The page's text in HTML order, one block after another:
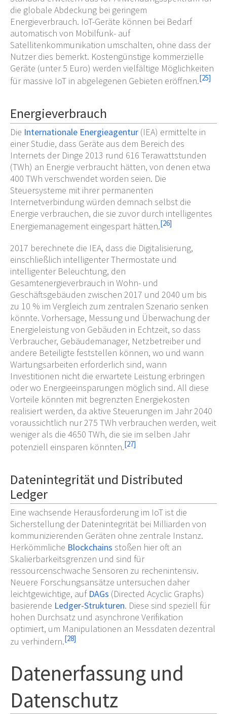
die globale Abdeckung bei geringem
Energieverbrauch. IoT-Geräte können bei Bedarf
automatisch von Mobilfunk- auf
Satellitenkommunikation umschalten, ohne dass der
Nutzer dies bemerkt. Kostengünstige kommerzielle
Geräte (unter 5 Euro) werden vielfältige Möglichkeiten
für massive IoT in abgelegenen Gebieten eröffnen.[25]
Energieverbrauch
Die Internationale Energieagentur (IEA) ermittelte in
einer Studie, dass Geräte aus dem Bereich des
Internets der Dinge 2013 rund 616 Terawattstunden
(TWh) an Energie verbraucht hätten, von denen etwa
400 TWh verschwendet worden seien. Die
Steuersysteme mit ihrer permanenten
Internetverbindung würden demnach selbst die
Energie verbrauchen, die sie zuvor durch intelligentes
Energiemanagement eingespart hätten.[26]
2017 berechnete die IEA, dass die Digitalisierung,
einschließlich intelligenter Thermostate und
intelligenter Beleuchtung, den
Gesamtenergieverbrauch in Wohn- und
Geschäftsgebäuden zwischen 2017 und 2040 um bis
zu 10 % im Vergleich zum zentralen Szenario senken
könnte. Vorhersage, Messung und Überwachung der
Energieleistung von Gebäuden in Echtzeit, so dass
Verbraucher, Gebäudemanager, Netzbetreiber und
andere Beteiligte feststellen können, wo und wann
Wartungsarbeiten erforderlich sind, wann
Investitionen nicht die erwartete Leistung erbringen
oder wo Energieeinsparungen möglich sind. All diese
Vorteile könnten mit begrenzten Energiekosten
realisiert werden, da aktive Steuerungen im Jahr 2040
voraussichtlich nur 275 TWh verbrauchen werden, weit
weniger als die 4650 TWh, die sie im selben Jahr
potenziell einsparen könnten.[27]
Datenintegrität und Distributed
Ledger
Eine wachsende Herausforderung im IoT ist die
Sicherstellung der Datenintegrität bei Milliarden von
kommunizierenden Geräten ohne zentrale Instanz.
Herkömmliche Blockchains stoßen hier oft an
Skalierbarkeitsgrenzen und sind für
ressourcenschwache Sensoren zu rechenintensiv.
Neuere Forschungsansätze untersuchen daher
leichtgewichtige, auf DAGs (Directed Acyclic Graphs)
basierende Ledger-Strukturen. Diese sind speziell für
hohen Durchsatz und asynchrone Verifikation
optimiert, um Manipulationen an Messdaten dezentral
zu verhindern.[28]
Datenerfassung und
Datenschutz